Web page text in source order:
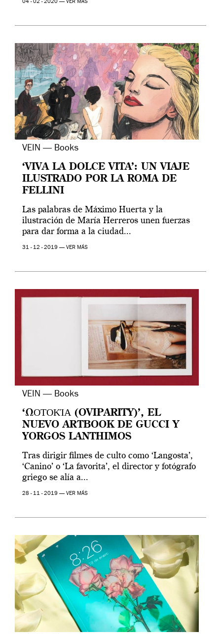
04 - 02 - 2020 — VER MÁS
VEIN — Books
‘VIVA LA DOLCE VITA’: UN VIAJE
ILUSTRADO POR LA ROMA DE
FELLINI
Las palabras de Máximo Huerta y la
ilustración de María Herreros unen fuerzas
para dar forma a la ciudad...
31 - 12 - 2019 — VER MÁS
VEIN — Books
‘ΩΟΤΟΚΊΑ (OVIPARITY)’, EL
NUEVO ARTBOOK DE GUCCI Y
YORGOS LANTHIMOS
Tras dirigir filmes de culto como ‘Langosta’,
‘Canino’ o ‘La favorita’, el director y fotógrafo
griego se alía a...
28 - 11 - 2019 — VER MÁS